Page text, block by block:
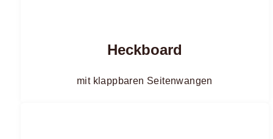
Heckboard
mit klappbaren Seitenwangen